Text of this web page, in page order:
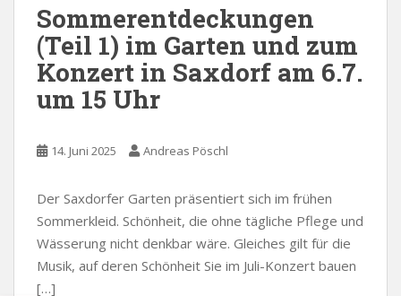
Sommerentdeckungen
(Teil 1) im Garten und zum
Konzert in Saxdorf am 6.7.
um 15 Uhr
14. Juni 2025 Andreas Pöschl
Der Saxdorfer Garten präsentiert sich im frühen
Sommerkleid. Schönheit, die ohne tägliche Pflege und
Wässerung nicht denkbar wäre. Gleiches gilt für die
Musik, auf deren Schönheit Sie im Juli-Konzert bauen
[…]